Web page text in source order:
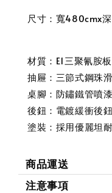
尺寸：寬480cmx
材質：E1三聚氰胺
抽屜：三節式鋼珠
桌腳：防鏽鐵管噴
後鈕：電鍍緩衝後鈕
塗裝：採用優麗坦
商品運送
注意事項